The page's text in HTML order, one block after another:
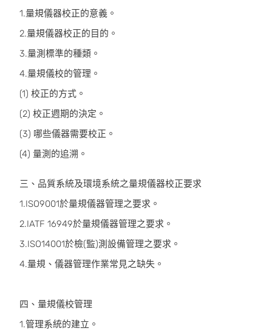
1.量規儀器校正的意義。
2.量規儀器校正的目的。
3.量測標準的種類。
4.量規儀校的管理。
(1) 校正的方式。
(2) 校正週期的決定。
(3) 哪些儀器需要校正。
(4) 量測的追溯。
三、品質系統及環境系統之量規儀器校正要求
1.ISO9001於量規儀器管理之要求。
2.IATF 16949於量規儀器管理之要求。
3.ISO14001於檢(監)測設備管理之要求。
4.量規、儀器管理作業常見之缺失。
四、量規儀校管理
1.管理系統的建立。